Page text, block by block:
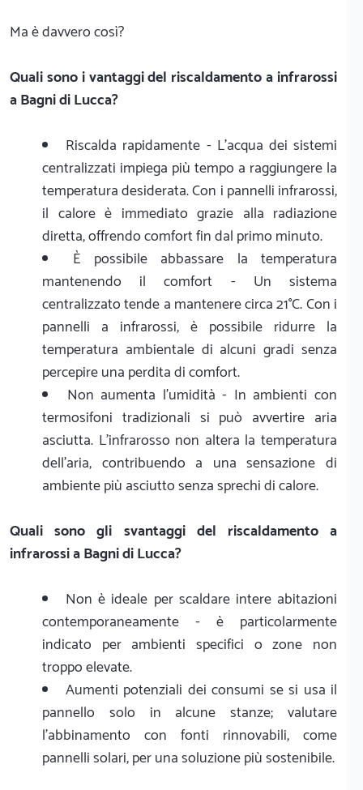
Ma è davvero così?
Quali sono i vantaggi del riscaldamento a infrarossi
a Bagni di Lucca?
Riscalda rapidamente - L'acqua dei sistemi
centralizzati impiega più tempo a raggiungere la
temperatura desiderata. Con i pannelli infrarossi,
il calore è immediato grazie alla radiazione
diretta, offrendo comfort fin dal primo minuto.
È possibile abbassare la temperatura
mantenendo il comfort - Un sistema
centralizzato tende a mantenere circa 21°C. Con i
pannelli a infrarossi, è possibile ridurre la
temperatura ambientale di alcuni gradi senza
percepire una perdita di comfort.
Non aumenta l’umidità - In ambienti con
termosifoni tradizionali si può avvertire aria
asciutta. L'infrarosso non altera la temperatura
dell'aria, contribuendo a una sensazione di
ambiente più asciutto senza sprechi di calore.
Quali sono gli svantaggi del riscaldamento a
infrarossi a Bagni di Lucca?
Non è ideale per scaldare intere abitazioni
contemporaneamente - è particolarmente
indicato per ambienti specifici o zone non
troppo elevate.
Aumenti potenziali dei consumi se si usa il
pannello solo in alcune stanze; valutare
l'abbinamento con fonti rinnovabili, come
pannelli solari, per una soluzione più sostenibile.